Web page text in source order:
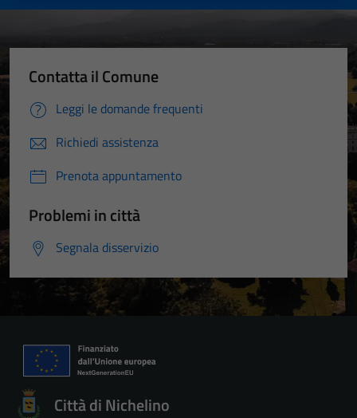
Contatta il Comune
Leggi le domande frequenti
Richiedi assistenza
Prenota appuntamento
Problemi in città
Segnala disservizio
Città di Nichelino